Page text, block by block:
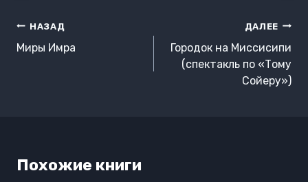
Навигация
по
НАЗАД
Миры Имра
ДАЛЕЕ
Городок на Миссисипи
(спектакль по «Тому
Сойеру»)
Похожие книги